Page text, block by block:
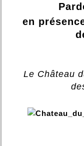
en
Le Château